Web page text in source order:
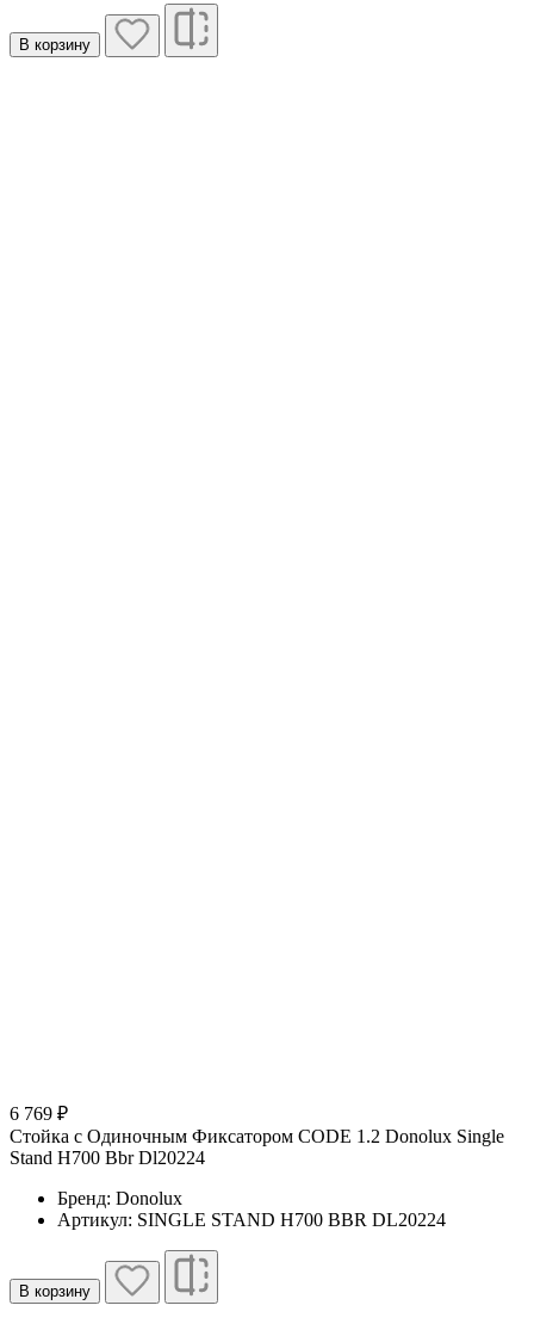
В корзину
6 769 ₽
Стойка с Одиночным Фиксатором CODE 1.2 Donolux Single
Stand H700 Bbr Dl20224
Бренд: Donolux
Артикул: SINGLE STAND H700 BBR DL20224
В корзину